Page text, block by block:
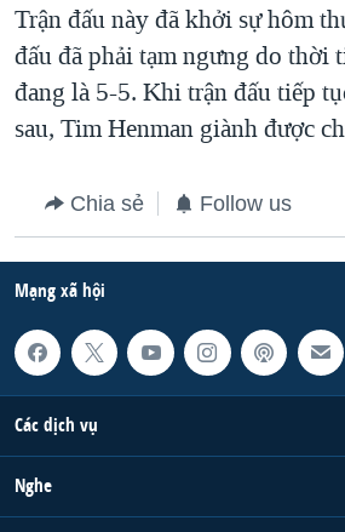
Trận đấu này đã khởi sự hôm
đấu đã phải tạm ngưng do thời
đang là 5-5. Khi trận đấu tiếp
sau, Tim Henman giành được
Chia sẻ Follow us
Mạng xã hội
Các dịch vụ
Nghe